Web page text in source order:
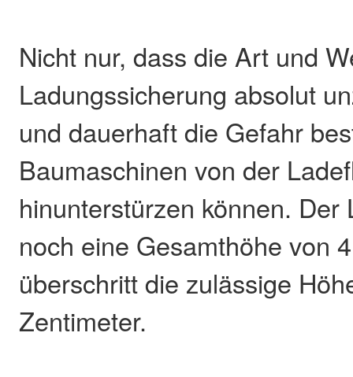
Nicht nur, dass die Art und
Ladungssicherung absolut
und dauerhaft die Gefahr
Baumaschinen von der
hinunterstürzen können. Der
noch eine Gesamthöhe von
überschritt die zulässige
Zentimeter.